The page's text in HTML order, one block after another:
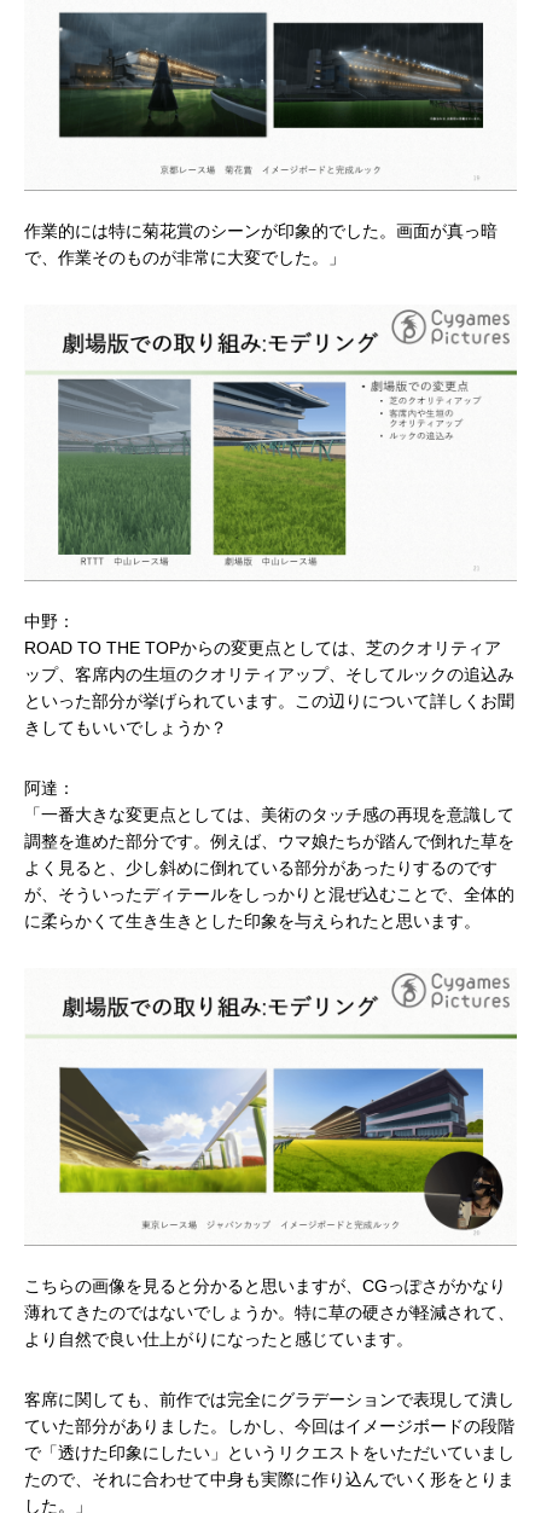
作業的には特に菊花賞のシーンが印象的でした。画面が真っ暗
で、作業そのものが非常に大変でした。」
中野：
ROAD TO THE TOPからの変更点としては、芝のクオリティア
ップ、客席内の生垣のクオリティアップ、そしてルックの追込み
といった部分が挙げられています。この辺りについて詳しくお聞
きしてもいいでしょうか？
阿達：
「一番大きな変更点としては、美術のタッチ感の再現を意識して
調整を進めた部分です。例えば、ウマ娘たちが踏んで倒れた草を
よく見ると、少し斜めに倒れている部分があったりするのです
が、そういったディテールをしっかりと混ぜ込むことで、全体的
に柔らかくて生き生きとした印象を与えられたと思います。
こちらの画像を見ると分かると思いますが、CGっぽさがかなり
薄れてきたのではないでしょうか。特に草の硬さが軽減されて、
より自然で良い仕上がりになったと感じています。
客席に関しても、前作では完全にグラデーションで表現して潰し
ていた部分がありました。しかし、今回はイメージボードの段階
で「透けた印象にしたい」というリクエストをいただいていまし
たので、それに合わせて中身も実際に作り込んでいく形をとりま
した。」